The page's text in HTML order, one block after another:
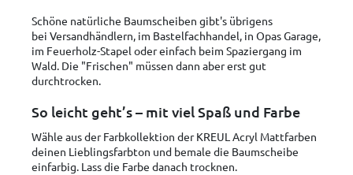
Schöne natürliche Baumscheiben gibt's übrigens
bei Versandhändlern, im Bastelfachhandel, in Opas Garage,
im Feuerholz-Stapel oder einfach beim Spaziergang im
Wald. Die "Frischen" müssen dann aber erst gut
durchtrocken.
So leicht geht’s – mit viel Spaß und Farbe
Wähle aus der Farbkollektion der KREUL Acryl Mattfarben
deinen Lieblingsfarbton und bemale die Baumscheibe
einfarbig. Lass die Farbe danach trocknen.